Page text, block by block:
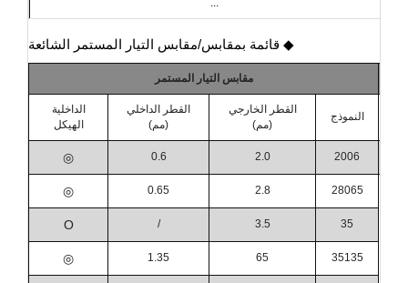
◆ قائمة بمقابس/مقابس التيار المستمر الشائعة
مقابس التيار المستمر
النموذج
القطر الخارجي
(مم)
القطر الداخلي
(مم)
الداخلية
الهيكل
2006
2.0
0.6
◎
28065
2.8
0.65
◎
35
3.5
/
O
35135
65
1.35
◎